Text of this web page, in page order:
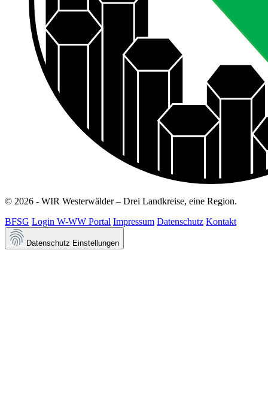
© 2026 - WIR Westerwälder – Drei Landkreise, eine Region.
BFSG Login W-WW Portal Impressum Datenschutz Kontakt
Datenschutz Einstellungen